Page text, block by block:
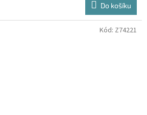
Do košíku
Kód: Z74221